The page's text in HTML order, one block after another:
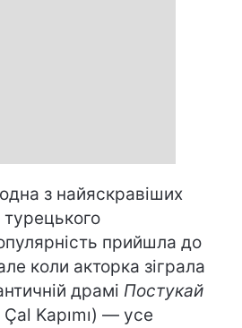
з найяскравіших
турецького
прийшла до
коли акторка зіграла
драмі Постукай
Çal Kapımı) — усе